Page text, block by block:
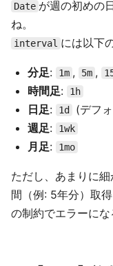
Date が週の初めの
ね。
interval には以下
分足: 1m , 5m ,
時間足: 1h
日足: 1d
(デフ
週足: 1wk
月足: 1mo
ただし、あまりに
間（例: 5年分）取
の制約でエラーにな